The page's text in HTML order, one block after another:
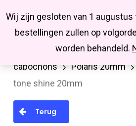
Wij zijn gesloten van 1
bestellingen zullen op
worden behandeld.
main
Missbluesieraden
Cabochons/Camee
cabochons
Polaris 20mm
tone shine 20mm
Terug